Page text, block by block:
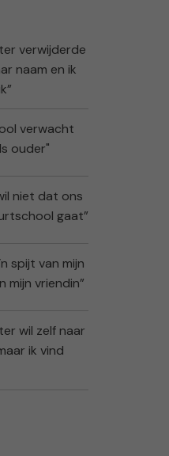
verwijderde
naam en ik
verwacht
ouder"
niet dat ons
gaat”
spijt van mijn
mijn vriendin”
wil zelf naar
ik vind